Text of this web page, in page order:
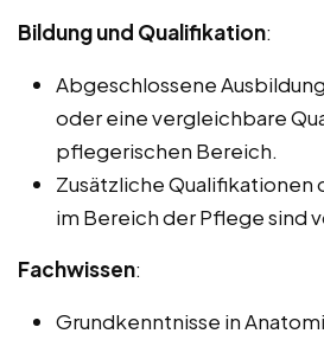
Bildung und Qualifikation:
Abgeschlossene
oder eine vergleichbare
pflegerischen Bereich.
Zusätzliche
im Bereich der Pflege sind
Fachwissen:
Grundkenntnisse in